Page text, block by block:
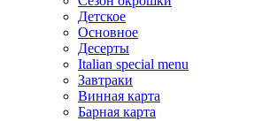
Детское
Основное
Десерты
Italian special menu
Завтраки
Винная карта
Барная карта